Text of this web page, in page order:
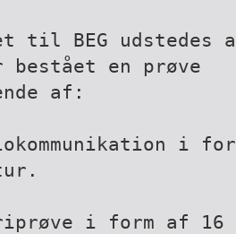
til BEG
bestået en prøve
af:
i
i form af 16